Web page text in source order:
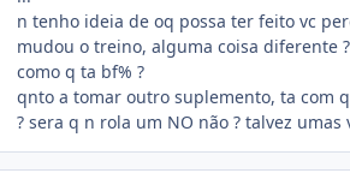
n tenho ideia de oq possa ter feito vc
mudou o treino, alguma coisa diferente ?
como q ta bf% ?
qnto a tomar outro suplemento, ta com
? sera q n rola um NO não ? talvez umas